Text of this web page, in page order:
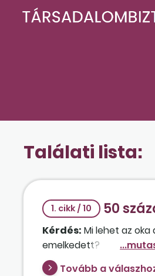
Találati lista:
1. cikk / 10 50
Kérdés: Mi lehet az
emelkedett?
Tovább a